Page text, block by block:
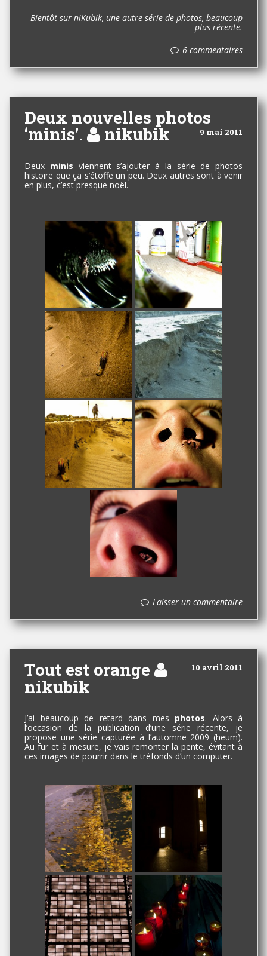
Bientôt sur niKubik, une autre série de photos, beaucoup
plus récente.
6 commentaires
Deux nouvelles photos
‘minis’. 9 mai 2011
nikubik
Deux minis viennent s’ajouter à la série de photos
histoire que ça s’étoffe un peu. Deux autres sont à venir
en plus, c’est presque noël.
Laisser un commentaire
Tout est orange 10 avril 2011
nikubik
J’ai beaucoup de retard dans mes photos. Alors à
l’occasion de la publication d’une série récente, je
propose une série capturée à l’automne 2009 (heum).
Au fur et à mesure, je vais remonter la pente, évitant à
ces images de pourrir dans le tréfonds d’un computer.